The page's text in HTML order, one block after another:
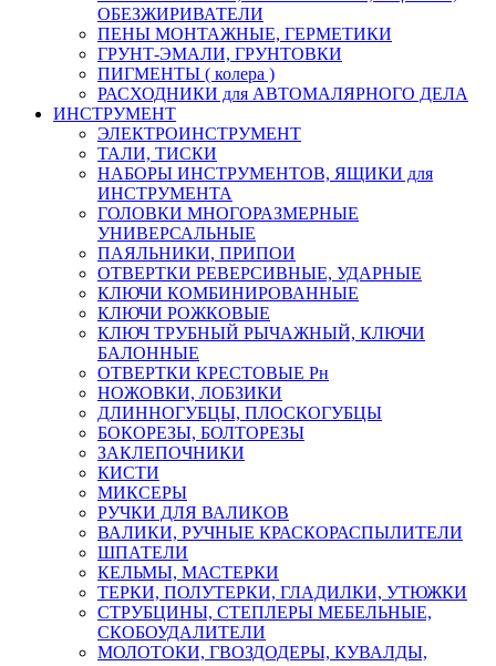
ОБЕЗЖИРИВАТЕЛИ
ПЕНЫ МОНТАЖНЫЕ, ГЕРМЕТИКИ
ГРУНТ-ЭМАЛИ, ГРУНТОВКИ
ПИГМЕНТЫ ( колера )
РАСХОДНИКИ для АВТОМАЛЯРНОГО ДЕЛА
ИНСТРУМЕНТ
ЭЛЕКТРОИНСТРУМЕНТ
ТАЛИ, ТИСКИ
НАБОРЫ ИНСТРУМЕНТОВ, ЯЩИКИ для
ИНСТРУМЕНТА
ГОЛОВКИ МНОГОРАЗМЕРНЫЕ
УНИВЕРСАЛЬНЫЕ
ПАЯЛЬНИКИ, ПРИПОИ
ОТВЕРТКИ РЕВЕРСИВНЫЕ, УДАРНЫЕ
КЛЮЧИ КОМБИНИРОВАННЫЕ
КЛЮЧИ РОЖКОВЫЕ
КЛЮЧ ТРУБНЫЙ РЫЧАЖНЫЙ, КЛЮЧИ
БАЛОННЫЕ
ОТВЕРТКИ КРЕСТОВЫЕ Рн
НОЖОВКИ, ЛОБЗИКИ
ДЛИННОГУБЦЫ, ПЛОСКОГУБЦЫ
БОКОРЕЗЫ, БОЛТОРЕЗЫ
ЗАКЛЕПОЧНИКИ
КИСТИ
МИКСЕРЫ
РУЧКИ ДЛЯ ВАЛИКОВ
ВАЛИКИ, РУЧНЫЕ КРАСКОРАСПЫЛИТЕЛИ
ШПАТЕЛИ
КЕЛЬМЫ, МАСТЕРКИ
ТЕРКИ, ПОЛУТЕРКИ, ГЛАДИЛКИ, УТЮЖКИ
СТРУБЦИНЫ, СТЕПЛЕРЫ МЕБЕЛЬНЫЕ,
СКОБОУДАЛИТЕЛИ
МОЛОТОКИ, ГВОЗДОДЕРЫ, КУВАЛДЫ,